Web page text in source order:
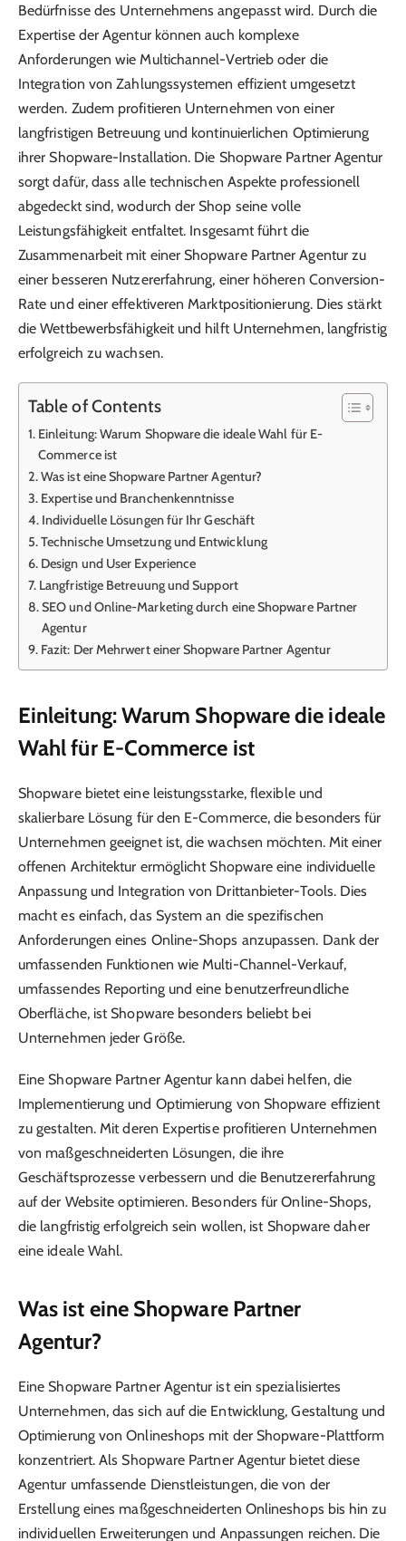
Bedürfnisse des Unternehmens angepasst wird. Durch die
Expertise der Agentur können auch komplexe
Anforderungen wie Multichannel-Vertrieb oder die
Integration von Zahlungssystemen effizient umgesetzt
werden. Zudem profitieren Unternehmen von einer
langfristigen Betreuung und kontinuierlichen Optimierung
ihrer Shopware-Installation. Die Shopware Partner Agentur
sorgt dafür, dass alle technischen Aspekte professionell
abgedeckt sind, wodurch der Shop seine volle
Leistungsfähigkeit entfaltet. Insgesamt führt die
Zusammenarbeit mit einer Shopware Partner Agentur zu
einer besseren Nutzererfahrung, einer höheren Conversion-
Rate und einer effektiveren Marktpositionierung. Dies stärkt
die Wettbewerbsfähigkeit und hilft Unternehmen, langfristig
erfolgreich zu wachsen.
Table of Contents
Einleitung: Warum Shopware die ideale Wahl für E-
Commerce ist
Was ist eine Shopware Partner Agentur?
Expertise und Branchenkenntnisse
Individuelle Lösungen für Ihr Geschäft
Technische Umsetzung und Entwicklung
Design und User Experience
Langfristige Betreuung und Support
SEO und Online-Marketing durch eine Shopware Partner
Agentur
Fazit: Der Mehrwert einer Shopware Partner Agentur
Einleitung: Warum Shopware die ideale
Wahl für E-Commerce ist
Shopware bietet eine leistungsstarke, flexible und
skalierbare Lösung für den E-Commerce, die besonders für
Unternehmen geeignet ist, die wachsen möchten. Mit einer
offenen Architektur ermöglicht Shopware eine individuelle
Anpassung und Integration von Drittanbieter-Tools. Dies
macht es einfach, das System an die spezifischen
Anforderungen eines Online-Shops anzupassen. Dank der
umfassenden Funktionen wie Multi-Channel-Verkauf,
umfassendes Reporting und eine benutzerfreundliche
Oberfläche, ist Shopware besonders beliebt bei
Unternehmen jeder Größe.
Eine Shopware Partner Agentur kann dabei helfen, die
Implementierung und Optimierung von Shopware effizient
zu gestalten. Mit deren Expertise profitieren Unternehmen
von maßgeschneiderten Lösungen, die ihre
Geschäftsprozesse verbessern und die Benutzererfahrung
auf der Website optimieren. Besonders für Online-Shops,
die langfristig erfolgreich sein wollen, ist Shopware daher
eine ideale Wahl.
Was ist eine Shopware Partner
Agentur?
Eine Shopware Partner Agentur ist ein spezialisiertes
Unternehmen, das sich auf die Entwicklung, Gestaltung und
Optimierung von Onlineshops mit der Shopware-Plattform
konzentriert. Als Shopware Partner Agentur bietet diese
Agentur umfassende Dienstleistungen, die von der
Erstellung eines maßgeschneiderten Onlineshops bis hin zu
individuellen Erweiterungen und Anpassungen reichen. Die